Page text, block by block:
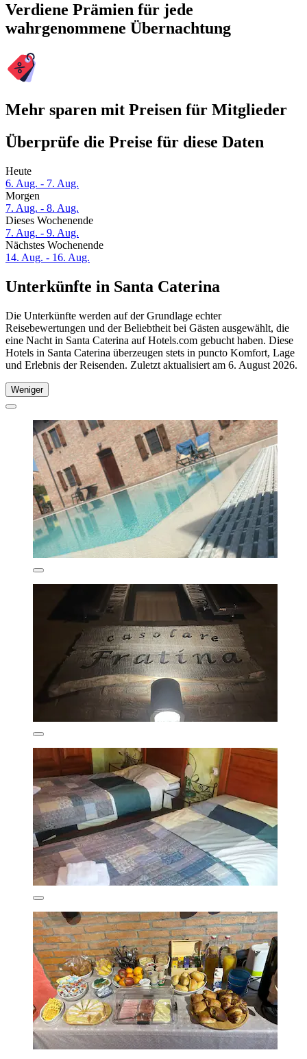
Verdiene Prämien für jede
wahrgenommene Übernachtung
Mehr sparen mit Preisen für Mitglieder
Überprüfe die Preise für diese Daten
Heute
6. Aug. - 7. Aug.
Morgen
7. Aug. - 8. Aug.
Dieses Wochenende
7. Aug. - 9. Aug.
Nächstes Wochenende
14. Aug. - 16. Aug.
Unterkünfte in Santa Caterina
Die Unterkünfte werden auf der Grundlage echter
Reisebewertungen und der Beliebtheit bei Gästen ausgewählt, die
eine Nacht in Santa Caterina auf Hotels.com gebucht haben. Diese
Hotels in Santa Caterina überzeugen stets in puncto Komfort, Lage
und Erlebnis der Reisenden. Zuletzt aktualisiert am 6. August 2026.
Weniger